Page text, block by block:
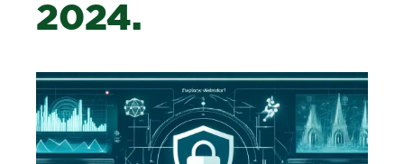
2024.